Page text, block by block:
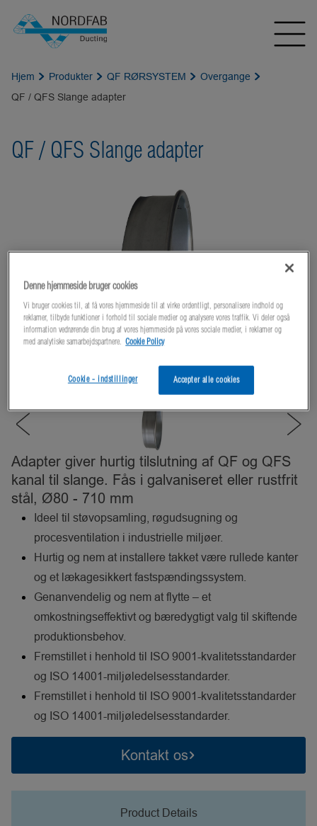
Hjem Produkter QF RØRSYSTEM
Overgange
QF / QFS Slange adapter
QF / QFS Slange adapter
Adapter giver hurtig tilslutning af QF og QFS
kanal til slange. Fås i galvaniseret eller rustfrit
stål, Ø80 - 710 mm
Ideel til støvopsamling, røgudsugning og
procesventilation i industrielle miljøer.
Hurtig og nem at installere takket være rullede kanter
og et lækagesikkert fastspændingssystem.
Genanvendelig og nem at flytte – et
omkostningseffektivt og bæredygtigt valg til skiftende
produktionsbehov.
Fremstillet i henhold til ISO 9001-kvalitetsstandarder
og ISO 14001-miljøledelsesstandarder.
Fremstillet i henhold til ISO 9001-kvalitetsstandarder
og ISO 14001-miljøledelsesstandarder.
Kontakt os
Product Details
Denne hjemmeside bruger cookies
Vi bruger cookies til, at få vores hjemmeside til at virke ordentligt, personalisere indhold og
reklamer, tilbyde funktioner i forhold til sociale medier og analysere vores traffik. Vi deler også
information vedrørende din brug af vores hjemmeside på vores sociale medier, i reklamer og
med analytiske samarbejdspartnere. Cookie Policy
Accepter alle cookies
Cookie - indstillinger